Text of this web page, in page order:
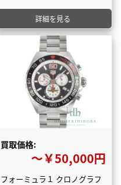
詳細を見る
買取価格:
〜￥50,000円
フォーミュラ１ クロノグラフ